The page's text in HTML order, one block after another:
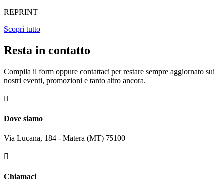
REPRINT
Scopri tutto
Resta in contatto
Compila il form oppure contattaci per restare sempre aggiornato sui
nostri eventi, promozioni e tanto altro ancora.

Dove siamo
Via Lucana, 184 - Matera (MT) 75100

Chiamaci